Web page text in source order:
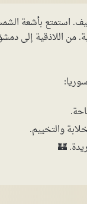
استمتع بأشعة
من اللاذقية إلى
والتخييم.
🏰